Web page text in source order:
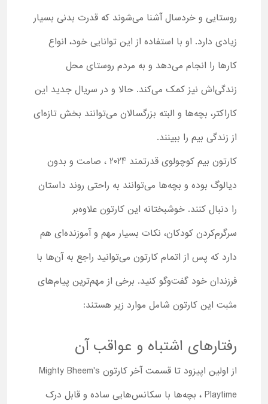
روستایی و خردسال آشنا می‌شوند که قدرت بدنی بسیار
زیادی دارد. او با استفاده از این توانایی خود، انواع
کارها را انجام می‌دهد و به مردم روستای محل
زندگی‌اش نیز کمک می‌کند. حالا و در سریال جدید این
کاراکتر، بچه‌ها و البته بزرگسالان می‌توانند بخش تازه‌ای
از زندگی بیم را ببینند.
کارتون بیم کوچولوی قدرتمند 2024 ، صامت و بدون
دیالوگ بوده و بچه‌ها می‌توانند به راحتی روند داستان
را دنبال کنند. خوشبختانه این کارتون علاوه‌بر
سرگرم‌کردن کودکان، نکات بسیار مهم و آموزنده‌ای هم
دارد که پس از اتمام کارتون می‌توانید راجع به آن‌ها با
فرزندان خود گفت‌وگو کنید. برخی از مهم‌ترین پیام‌های
مثبت این کارتون شامل موارد زیر هستند:
رفتارهای اشتباه و عواقب آن
از اولین اپیزود تا قسمت آخر کارتون Mighty Bheem's
Playtime ، بچه‌ها با سکانس‌هایی ساده و قابل درک